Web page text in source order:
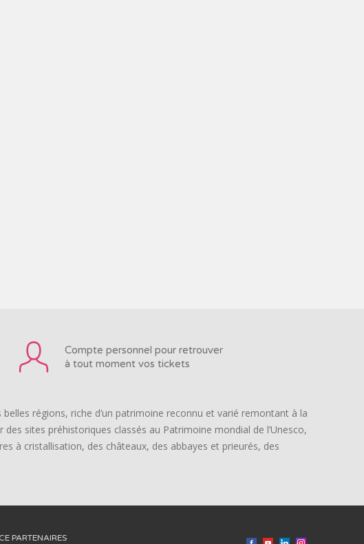
Compte personnel pour retrouver
à tout moment vos tickets
régions, riche d’un patrimoine reconnu et varié remontant à la
sites préhistoriques classés au Patrimoine mondial de l’Unesco,
à cristallisation, des châteaux, des abbayes et prieurés, des
PARTENAIRES